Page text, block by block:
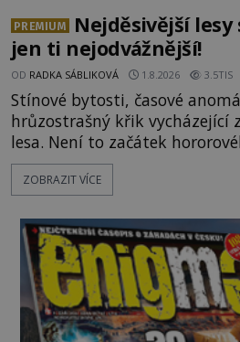
PREMIUM
Nejděsivější
jen ti nejodvážnější!
OD RADKA SÁBLIKOVÁ 1.8.2026 3.5TIS
Stínové bytosti, časové
hrůzostrašný křik vycházející
lesa. Není to začátek
události, které popisují
označovány jako nejděsivější na světě.
vyhýbají! Už jste o těchto
byste se je navštívit?
ZOBRAZIT VÍCE